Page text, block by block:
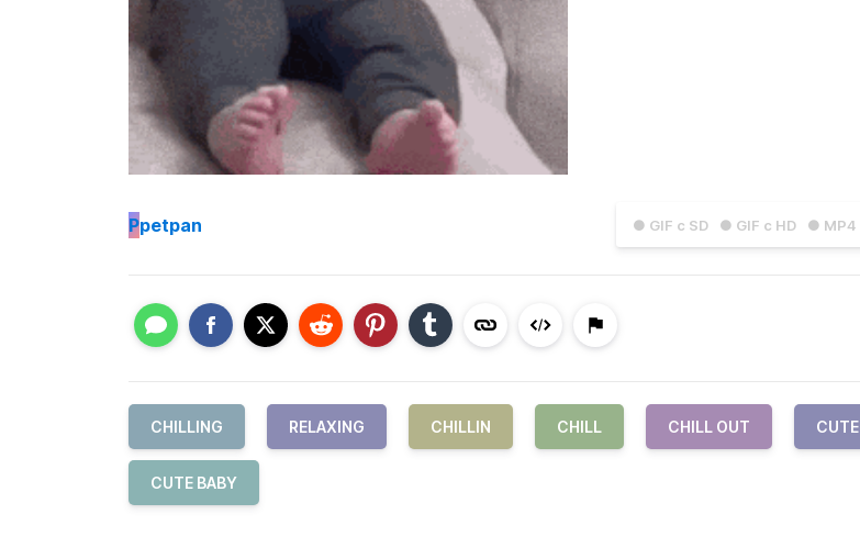
● GIF с SD ● GIF с HD ● MP4
Ppetpan
CHILLING RELAXING CHILLIN CHILL CHILL OUT CUTE
CUTE BABY